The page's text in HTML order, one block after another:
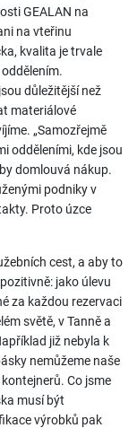
GEALAN na
na vteřinu
kvalita je trvale
důležitější než
materiálové
„Samozřejmě
odděleními, kde jsou
domlouvá nákup.
podniky v
Proto úzce
cest, a aby to
jako úlevu
za každou rezervaci
světě, v Tanně a
již nebyla k
nemůžeme naše
Co jsme
musí být
výrobků pak